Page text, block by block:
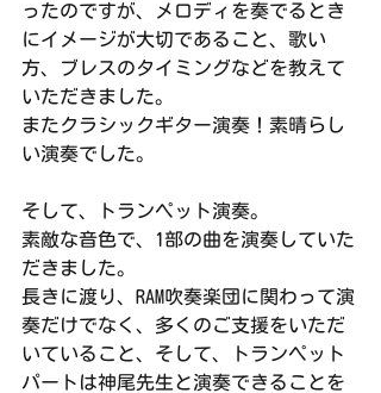
ったのですが、メロディを奏でるとき
にイメージが大切であること、歌い
方、ブレスのタイミングなどを教えて
いただきました。
またクラシックギター演奏！素晴らし
い演奏でした。
そして、トランペット演奏。
素敵な音色で、1部の曲を演奏していた
だきました。
長きに渡り、RAM吹奏楽団に関わって演
奏だけでなく、多くのご支援をいただ
いていること、そして、トランペット
パートは神尾先生と演奏できることを